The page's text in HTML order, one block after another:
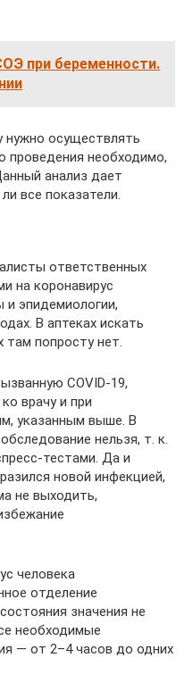
при беременности.
нужно осуществлять
проведения необходимо,
анализ дает
все показатели.
ответственных
на коронавирус
эпидемиологии,
В аптеках искать
попросту нет.
COVID-19,
врачу и при
указанным выше. В
нельзя, т. к.
тестами. Да и
новой инфекцией,
не выходить,
человека
отделение
значения не
необходимые
— от 2–4 часов до одних